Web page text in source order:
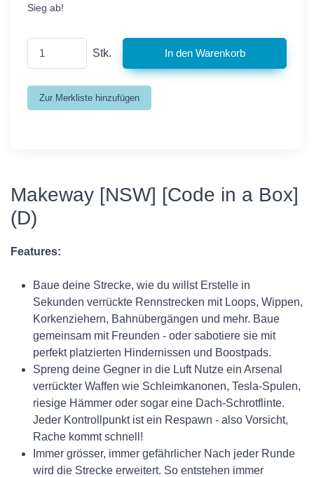
Sieg ab!
Stk.
Makeway [NSW] [Code in a Box]
(D)
Features:
Baue deine Strecke, wie du willst Erstelle in
Sekunden verrückte Rennstrecken mit Loops, Wippen,
Korkenziehern, Bahnübergängen und mehr. Baue
gemeinsam mit Freunden - oder sabotiere sie mit
perfekt platzierten Hindernissen und Boostpads.
Spreng deine Gegner in die Luft Nutze ein Arsenal
verrückter Waffen wie Schleimkanonen, Tesla-Spulen,
riesige Hämmer oder sogar eine Dach-Schrotflinte.
Jeder Kontrollpunkt ist ein Respawn - also Vorsicht,
Rache kommt schnell!
Immer grösser, immer gefährlicher Nach jeder Runde
wird die Strecke erweitert. So entstehen immer